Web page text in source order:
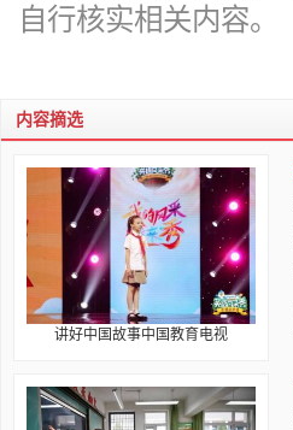
自行核实相关内容。
内容摘选
讲好中国故事中国教育电视